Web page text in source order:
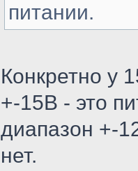
питании.
Конкретно у
+-15В - это
диапазон +-
нет.